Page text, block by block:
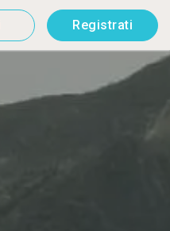
Registrati